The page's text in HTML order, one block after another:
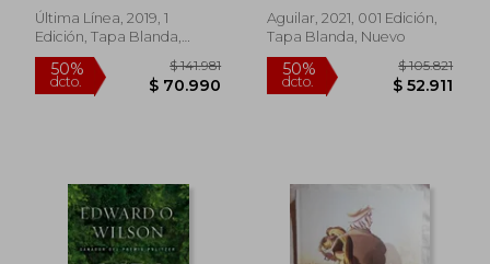
Última Línea, 2019, 1
Edición, Tapa Blanda,
Nuevo
Aguilar, 2021, 001 Edición,
Tapa Blanda, Nuevo